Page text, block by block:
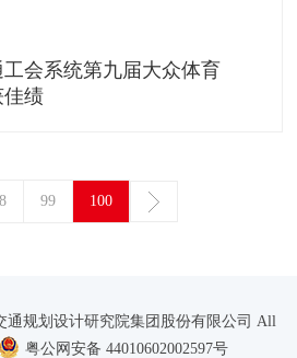
会系统第九届大众体育
佳绩
99 100
通规划设计研究院集团股份有限公司 All
粤公网安备 44010602002597号